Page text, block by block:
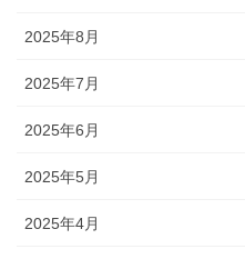
2025年8月
2025年7月
2025年6月
2025年5月
2025年4月